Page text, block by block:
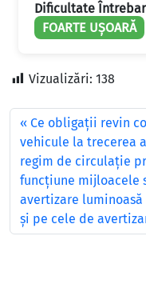
Dificultate
FOARTE UȘOARĂ
Vizualizări: 138
Ce obligații revin
vehicule la trecerea
regim de circulație
funcțiune mijloacele
avertizare
și pe cele de